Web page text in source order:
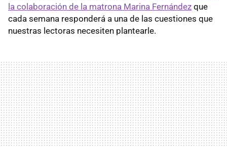
la colaboración de la matrona Marina Fernández que
cada semana responderá a una de las cuestiones que
nuestras lectoras necesiten plantearle.